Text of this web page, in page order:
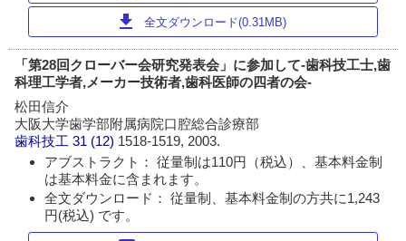
download 全文ダウンロード(0.31MB)
「第28回クローバー会研究発表会」に参加して-歯科技工士,歯
科理工学者,メーカー技術者,歯科医師の四者の会-
松田信介
大阪大学歯学部附属病院口腔総合診療部
歯科技工 31 (12) 1518-1519, 2003.
アブストラクト： 従量制は110円（税込）、基本料金制
は基本料金に含まれます。
全文ダウンロード： 従量制、基本料金制の方共に1,243
円(税込) です。